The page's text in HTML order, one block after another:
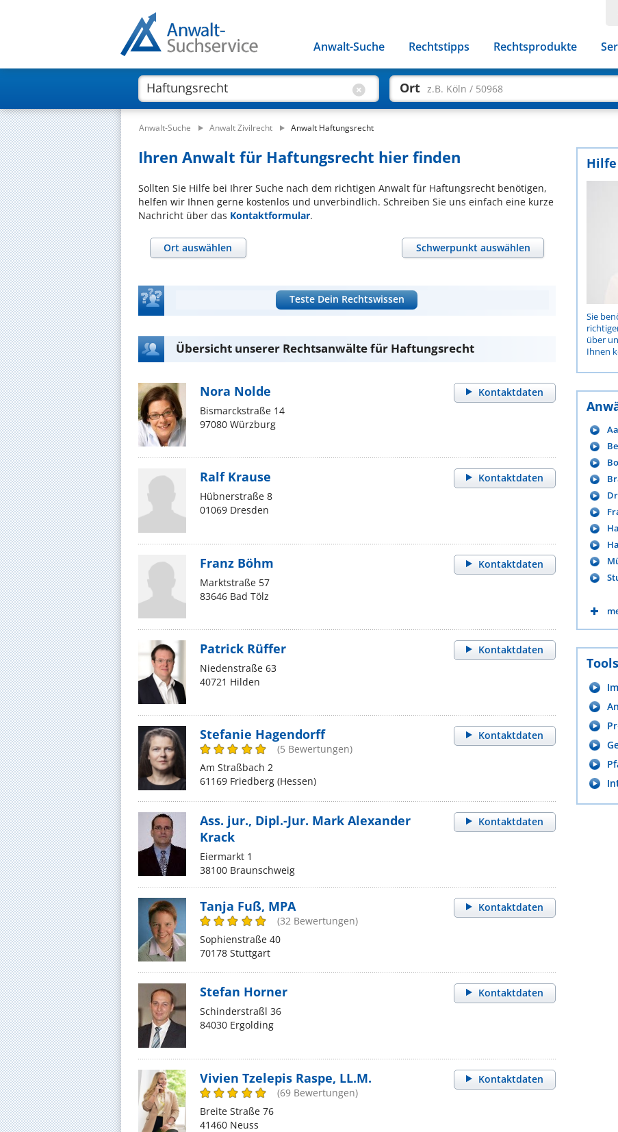
Anwalt-Suche Rechtstipps Rechtsprodukte
Ort z.B. Köln / 50968
Anwalt-Suche Anwalt Zivilrecht Anwalt Haftungsrecht
Ihren Anwalt für Haftungsrecht hier finden
Sollten Sie Hilfe bei Ihrer Suche nach dem richtigen Anwalt für Haftungsrecht benötigen,
helfen wir Ihnen gerne kostenlos und unverbindlich. Schreiben Sie uns einfach eine kurze
Nachricht über das Kontaktformular.
Ort auswählen Schwerpunkt auswählen
Teste Dein Rechtswissen
Übersicht unserer Rechtsanwälte für Haftungsrecht
Kontaktdaten
Nora Nolde
Bismarckstraße 14
97080 Würzburg
Kontaktdaten
Ralf Krause
Hübnerstraße 8
01069 Dresden
Kontaktdaten
Franz Böhm
Marktstraße 57
83646 Bad Tölz
Kontaktdaten
Patrick Rüffer
Niedenstraße 63
40721 Hilden
Kontaktdaten
Stefanie Hagendorff
(5 Bewertungen)
Am Straßbach 2
61169 Friedberg (Hessen)
Kontaktdaten
Ass. jur., Dipl.-Jur. Mark Alexander
Krack
Eiermarkt 1
38100 Braunschweig
Kontaktdaten
Tanja Fuß, MPA
(32 Bewertungen)
Sophienstraße 40
70178 Stuttgart
Kontaktdaten
Stefan Horner
Schinderstraßl 36
84030 Ergolding
Kontaktdaten
Vivien Tzelepis Raspe, LL.M.
(69 Bewertungen)
Breite Straße 76
41460 Neuss
Sie
über
Ihnen
Tools